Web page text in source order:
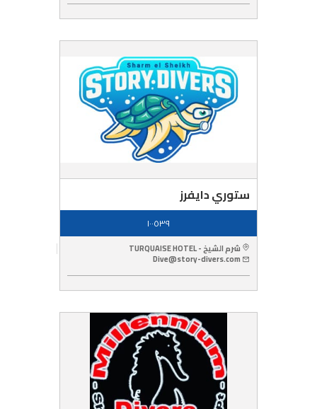
ستوري دايفرز
١٠٠٥٣٩
شرم الشيخ - TURQUAISE HOTEL
Dive@story-divers.com